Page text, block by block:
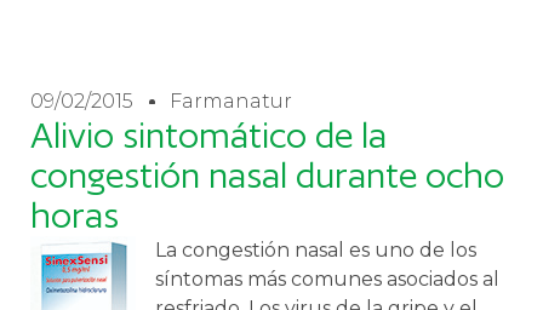
09/02/2015 Farmanatur
Alivio sintomático de la
congestión nasal durante ocho
horas
La congestión nasal es uno de los
síntomas más comunes asociados al